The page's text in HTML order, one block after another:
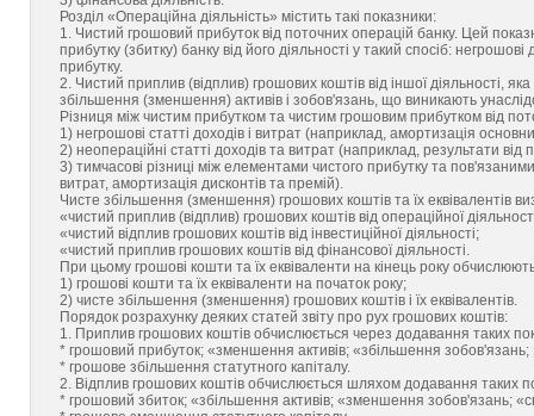
Розділ «Операційна діяльність» містить такі показники:
1. Чистий грошовий прибуток від поточних операцій банку. Цей
прибутку (збитку) банку від його діяльності у такий спосіб:
прибутку.
2. Чистий приплив (відплив) грошових коштів від іншої діяльності,
збільшення (зменшення) активів і зобов'язань, що виникають
Різниця між чистим прибутком та чистим грошовим прибутком від
1) негрошові статті доходів і витрат (наприклад, амортизація
2) неопераційні статті доходів та витрат (наприклад, результати від
3) тимчасові різниці між елементами чистого прибутку та
витрат, амортизація дисконтів та премій).
Чисте збільшення (зменшення) грошових коштів та їх еквівалентів
«чистий приплив (відплив) грошових коштів від операційної
«чистий відплив грошових коштів від інвестиційної діяльності;
«чистий приплив грошових коштів від фінансової діяльності.
При цьому грошові кошти та їх еквіваленти на кінець року
1) грошові кошти та їх еквіваленти на початок року;
2) чисте збільшення (зменшення) грошових коштів і їх еквівалентів.
Порядок розрахунку деяких статей звіту про рух грошових коштів:
1. Приплив грошових коштів обчислюється через додавання таких
* грошовий прибуток; «зменшення активів; «збільшення зобов'язань;
* грошове збільшення статутного капіталу.
2. Відплив грошових коштів обчислюється шляхом додавання таких
* грошовий збиток; «збільшення активів; «зменшення зобов'язань;